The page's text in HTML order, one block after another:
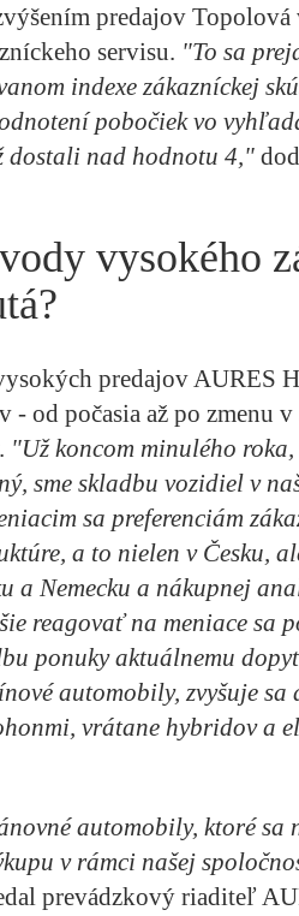
predajov
servisu. "To sa
indexe zákazníckej
pobočiek vo
dostali nad hodnotu 4,"
vysokého
predajov AURES
od počasia až po zmenu
"Už koncom minulého
sme skladbu vozidiel v
sa preferenciám
a to nielen v Česku,
a Nemecku a nákupnej
reagovať na meniace sa
ponuky aktuálnemu
automobily, zvyšuje
vrátane hybridov a
automobily, ktoré sa
v rámci našej
prevádzkový riaditeľ